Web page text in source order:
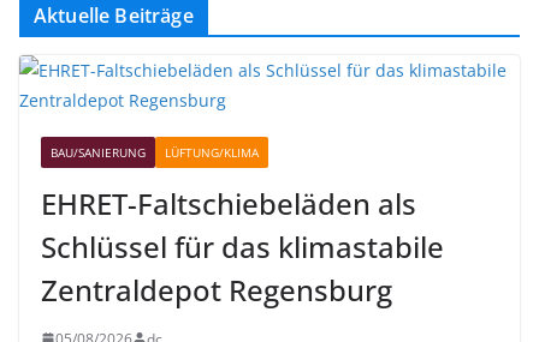
Aktuelle Beiträge
BAU/SANIERUNG LÜFTUNG/KLIMA
EHRET-Faltschiebeläden als
Schlüssel für das klimastabile
Zentraldepot Regensburg